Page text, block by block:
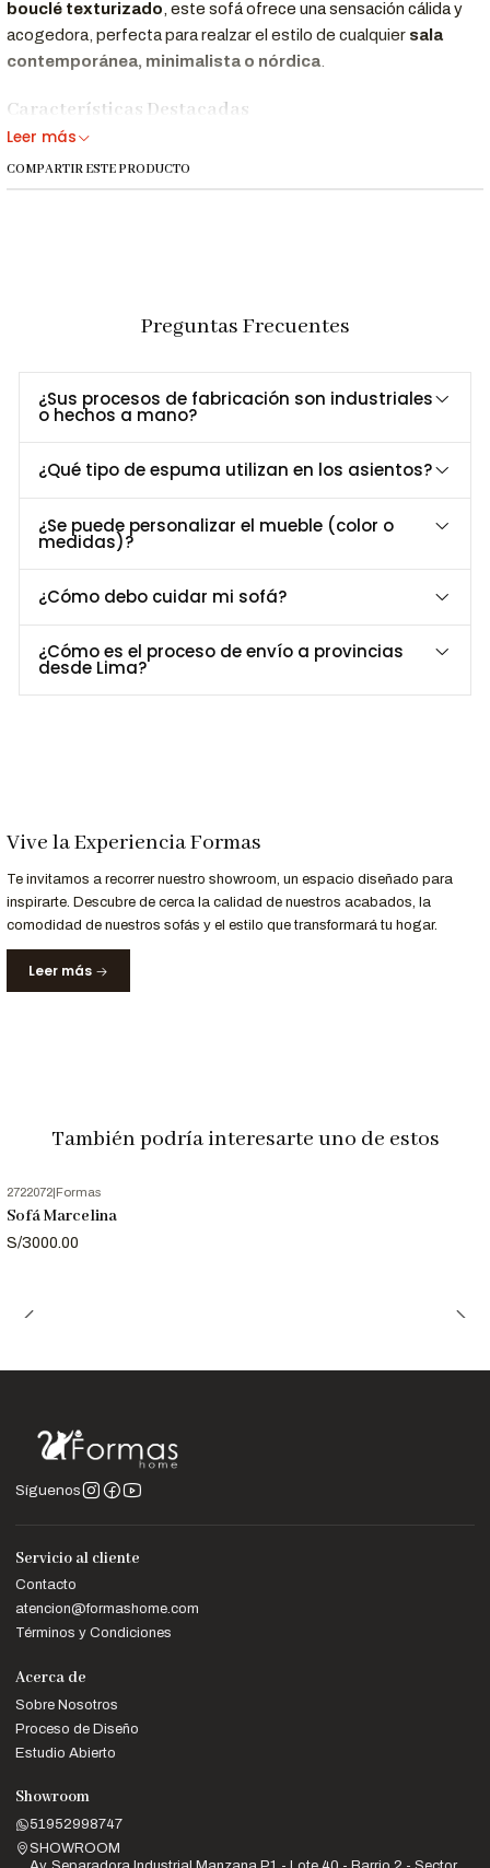
bouclé texturizado , este sofá ofrece una sensación cálida y
acogedora, perfecta para realzar el estilo de cualquier sala
contemporánea, minimalista o nórdica.
Características Destacadas
Diseño curvo moderno y elegante.
Tela Bouclé Suave y Elegante
Detalle
Largo
175 cm
Profundidad
80 cm
Alto
75 cm
Asiento
Espuma de alta densidad 27 kg de densidad
Personalización a Tu Medida
Home Perú, personalizamos elsofá Noor
para que se adapte
Contáctanos al 952-998-747
Garantizada
principales ciudades de Perú.
Garantía
12 meses de respaldo en materiales y acabados.
Nota Importante
Las imágenes son referenciales. Los colores pueden variar
ligeramente según la configuración de tu pantalla.
Leer más
COMPARTIR ESTE PRODUCTO
Preguntas Frecuentes
¿Sus procesos de fabricación son industriales
o hechos a mano?
¿Qué tipo de espuma utilizan en los asientos?
¿Se puede personalizar el mueble (color o
medidas)?
¿Cómo debo cuidar mi sofá?
¿Cómo es el proceso de envío a provincias
desde Lima?
Vive la Experiencia Formas
Te invitamos a recorrer nuestro showroom, un espacio diseñado para
inspirarte. Descubre de cerca la calidad de nuestros acabados, la
comodidad de nuestros sofás y el estilo que transformará tu hogar.
Leer más
También podría interesarte uno de estos
2722072|Formas
Sofá Marcelina
S/3000.00
Síguenos
Servicio al cliente
Contacto
atencion@formashome.com
Términos y Condiciones
Acerca de
Sobre Nosotros
Proceso de Diseño
Estudio Abierto
Showroom
51952998747
SHOWROOM